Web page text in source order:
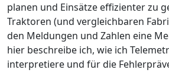
planen und Einsätze effizienter zu
Traktoren (und vergleichbaren
den Meldungen und Zahlen eine
hier beschreibe ich, wie ich
interpretiere und für die